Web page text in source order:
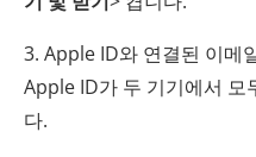
3. Apple ID와 연결된 이메
Apple ID가 두 기기에서 모
다.